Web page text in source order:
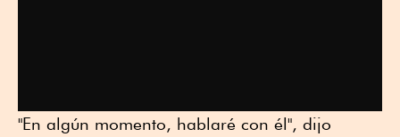
"En algún momento, hablaré con él", dijo